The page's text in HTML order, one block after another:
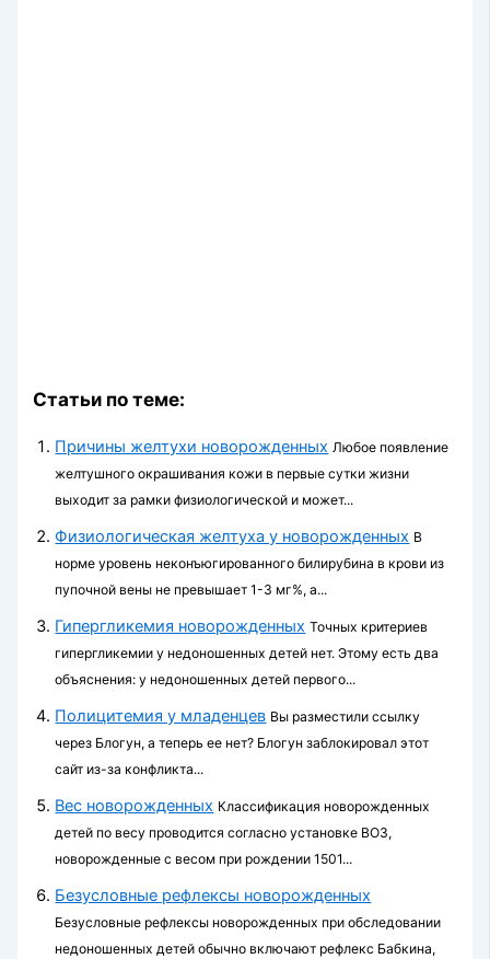
Статьи по теме:
Причины желтухи новорожденных Любое появление
желтушного окрашивания кожи в первые сутки жизни
выходит за рамки физиологической и может...
Физиологическая желтуха у новорожденных В
норме уровень неконъюгированного билирубина в крови из
пупочной вены не превышает 1-3 мг%, а...
Гипергликемия новорожденных Точных критериев
гипергликемии у недо­ношенных детей нет. Этому есть два
объяснения: у недоношенных детей первого...
Полицитемия у младенцев Вы разместили ссылку
через Блогун, а теперь ее нет? Блогун заблокировал этот
сайт из-за конфликта...
Вес новорожденных Классификация новорожденных
детей по весу проводится согласно установке ВОЗ,
новорожденные с весом при рождении 1501...
Безусловные рефлексы новорожденных
Безусловные рефлексы новорожденных при обследовании
недоношенных детей обычно включают рефлекс Бабкина,